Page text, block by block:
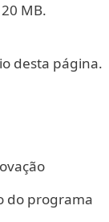
MB.
desta página.
do programa